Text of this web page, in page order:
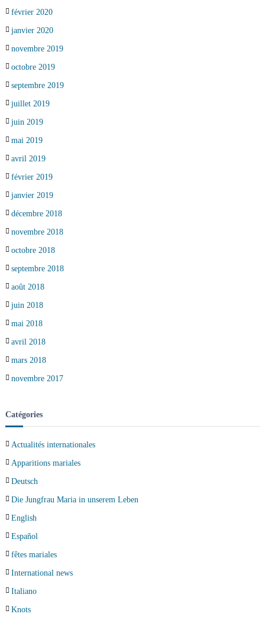
février 2020
janvier 2020
novembre 2019
octobre 2019
septembre 2019
juillet 2019
juin 2019
mai 2019
avril 2019
février 2019
janvier 2019
décembre 2018
novembre 2018
octobre 2018
septembre 2018
août 2018
juin 2018
mai 2018
avril 2018
mars 2018
novembre 2017
Catégories
Actualités internationales
Apparitions mariales
Deutsch
Die Jungfrau Maria in unserem Leben
English
Español
fêtes mariales
International news
Italiano
Knots